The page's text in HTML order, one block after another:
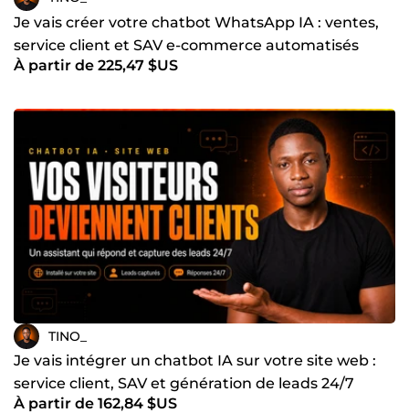
Je vais créer votre chatbot WhatsApp IA : ventes,
service client et SAV e-commerce automatisés
À partir de 225,47 $US
TINO_
Je vais intégrer un chatbot IA sur votre site web :
service client, SAV et génération de leads 24/7
À partir de 162,84 $US